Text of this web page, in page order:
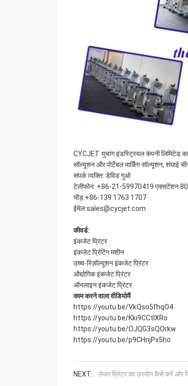
CYCJET युचांग इंडस्ट्रियल कंपनी लिमिटेड
सॉल्यूशन और पोर्टेबल मार्किंग सॉल्यूशन, शंघाई
संपर्क व्यक्ति: डेविड गुओ
टेलीफोन: +86-21-59970419 एक्सटेंशन
भीड़:+86-139 1763 1707
ईमेल:sales@cycjet.com
कीवर्ड:
इंकजेट प्रिंटर
इंकजेट प्रिंटिंग मशीन
उच्च-रिज़ॉल्यूशन इंकजेट प्रिंटर
औद्योगिक इंकजेट प्रिंटर
ऑनलाइन इंकजेट प्रिंटर
काम करने वाला वीडियोमैं
https://youtu.be/VkQso5fhqO4
https://youtu.be/Kki9CCtIXRo
https://youtu.be/OJQG3sQOrkw
https://youtu.be/p9CHnjPx5ho
NEXT: लेजर प्रिंटर का उपयोग कैसे करें और